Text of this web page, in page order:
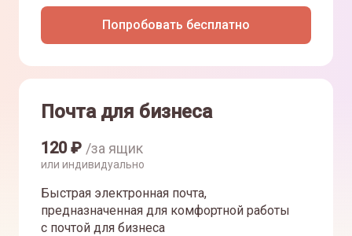
Попробовать бесплатно
Почта для бизнеса
120₽ /за ящик
или индивидуально
Быстрая электронная почта,
предназначенная для комфортной работы
с почтой для бизнеса